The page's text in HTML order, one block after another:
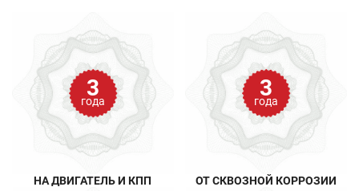
3
года
НА ДВИГАТЕЛЬ И КПП
3
года
ОТ СКВОЗНОЙ КОРРОЗИИ